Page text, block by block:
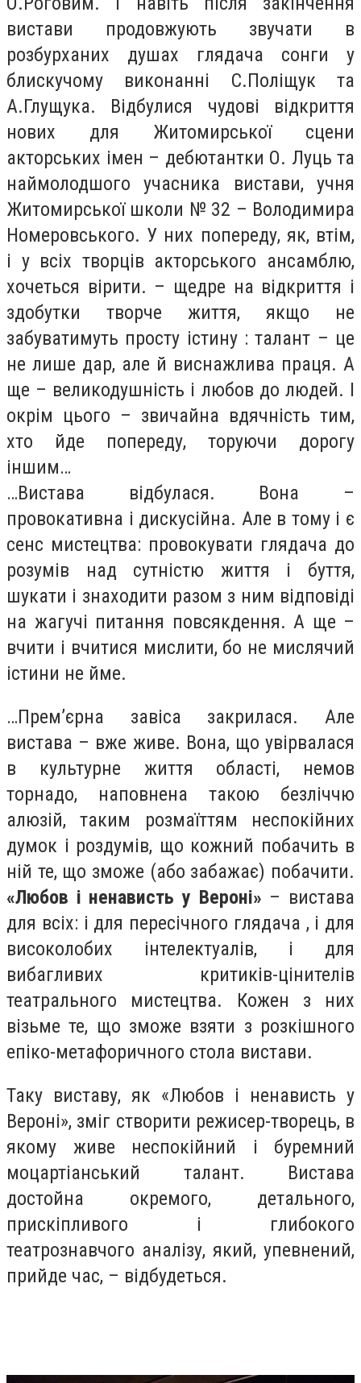
вистави продовжують звучати в
розбурханих душах глядача сонги у
блискучому виконанні С.Поліщук та
А.Глущука. Відбулися чудові відкриття
нових для Житомирської сцени
акторських імен – дебютантки О. Луць та
наймолодшого учасника вистави, учня
Житомирської школи № 32 – Володимира
Номеровського. У них попереду, як, втім,
і у всіх творців акторського ансамблю,
хочеться вірити. – щедре на відкриття і
здобутки творче життя, якщо не
забуватимуть просту істину : талант – це
не лише дар, але й виснажлива праця. А
ще – великодушність і любов до людей. І
окрім цього – звичайна вдячність тим,
хто йде попереду, торуючи дорогу
іншим…
…Вистава відбулася. Вона –
провокативна і дискусійна. Але в тому і є
сенс мистецтва: провокувати глядача до
розумів над сутністю життя і буття,
шукати і знаходити разом з ним відповіді
на жагучі питання повсякдення. А ще –
вчити і вчитися мислити, бо не мислячий
істини не йме.
…Прем’єрна завіса закрилася. Але
вистава – вже живе. Вона, що увірвалася
в культурне життя області, немов
торнадо, наповнена такою безліччю
алюзій, таким розмаїттям неспокійних
думок і роздумів, що кожний побачить в
ній те, що зможе (або забажає) побачити.
«Любов і ненависть у Вероні» – вистава
для всіх: і для пересічного глядача , і для
високолобих інтелектуалів, і для
вибагливих критиків-цінителів
театрального мистецтва. Кожен з них
візьме те, що зможе взяти з розкішного
епіко-метафоричного стола вистави.
Таку виставу, як «Любов і ненависть у
Вероні», зміг створити режисер-творець, в
якому живе неспокійний і буремний
моцартіанський талант. Вистава
достойна окремого, детального,
прискіпливого і глибокого
театрознавчого аналізу, який, упевнений,
прийде час, – відбудеться.